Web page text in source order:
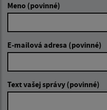
Meno (povinné)
E-mailová adresa (povinné)
Text vašej správy (povinné)